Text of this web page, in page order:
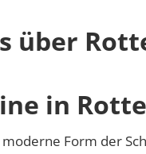
über
in
Form der